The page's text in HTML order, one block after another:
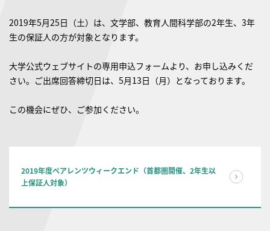
2019年5月25日（土）は、文学部、教育人間科学部の2年生、3年
生の保証人の方が対象となります。
大学公式ウェブサイトの専用申込フォームより、お申し込みくだ
さい。ご出席回答締切日は、5月13日（月）となっております。
この機会にぜひ、ご参加ください。
2019年度ペアレンツウィークエンド（首都圏開催、2年生以
上保証人対象）